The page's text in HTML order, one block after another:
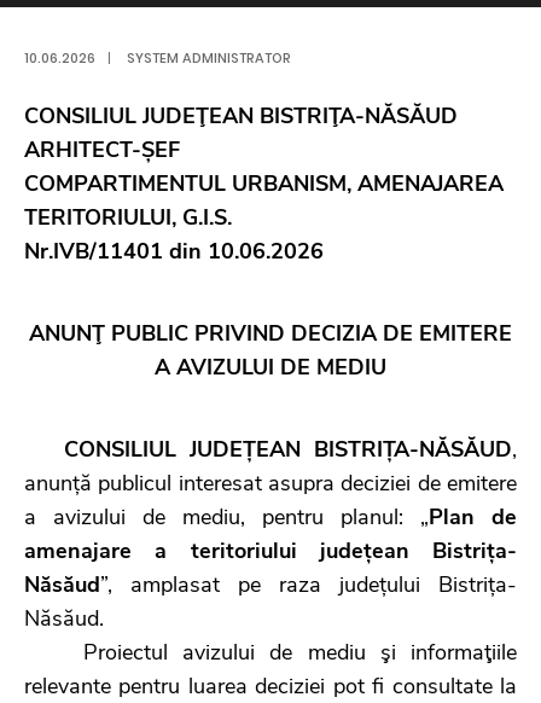
10.06.2026 | SYSTEM ADMINISTRATOR
CONSILIUL JUDEŢEAN BISTRIŢA-NĂSĂUD
ARHITECT-ȘEF
COMPARTIMENTUL URBANISM, AMENAJAREA
TERITORIULUI, G.I.S.
Nr.IVB/11401 din 10.06.2026
ANUNŢ PUBLIC PRIVIND DECIZIA DE EMITERE
A AVIZULUI DE MEDIU
CONSILIUL JUDEȚEAN BISTRIȚA-NĂSĂUD,
anunță publicul interesat asupra deciziei de emitere
a avizului de mediu, pentru planul: „Plan de
amenajare a teritoriului județean Bistrița-
Năsăud”, amplasat pe raza județului Bistrița-
Năsăud.
Proiectul avizului de mediu şi informaţiile
relevante pentru luarea deciziei pot fi consultate la